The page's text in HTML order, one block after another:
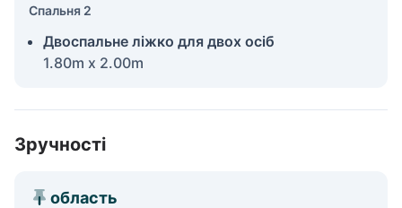
Спальня 2
Двоспальне ліжко для двох осіб
1.80m x 2.00m
Зручності
область